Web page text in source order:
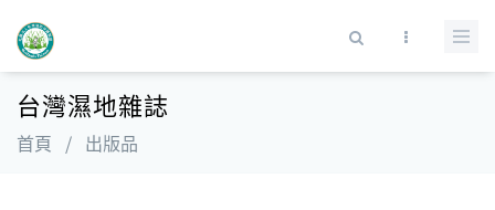
搜尋表單
台灣濕地雜誌
首頁 / 出版品